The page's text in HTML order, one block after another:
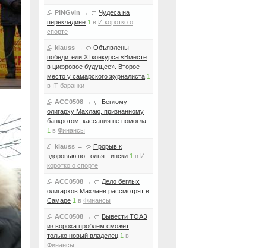
PINGvin →
Чудеса на
перекладине 1 в И коротко о
спорте
klauss →
Объявлены
победители XI конкурса «Вместе
в цифровое будущее». Второе
место у самарского журналиста 1
в IT-баранки
ACC0508 →
Беглому
олигарху Махлаю, признанному
банкротом, кассация не помогла
1 в Финансы
klauss →
Прорыв к
здоровью по-тольяттински 1 в И
коротко о спорте
ACC0508 →
Дело беглых
олигархов Махлаев рассмотрят в
Самаре 1 в Финансы
ACC0508 →
Вывести ТОАЗ
из вороха проблем сможет
только новый владелец 1 в
Финансы